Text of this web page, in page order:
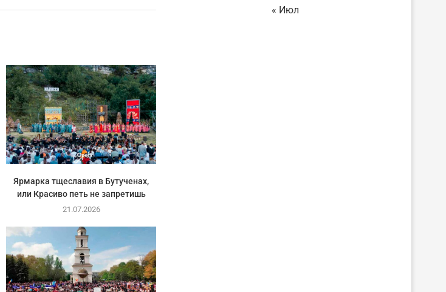
Ярмарка тщеславия в Бутученах,
или Красиво петь не запретишь
21.07.2026
« Июл